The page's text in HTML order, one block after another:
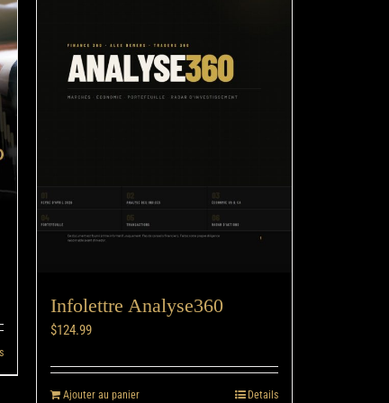
Infolettre Analyse360
$124.99
Ajouter au panier Details